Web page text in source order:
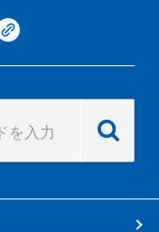
copy